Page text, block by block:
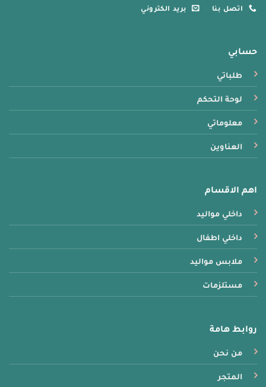
المنتج
اتصل بنا بريد الكتروني
حسابي
طلباتي
لوحة التحكم
معلوماتي
العناوين
اهم الاقسام
داخلي مواليد
داخلي اطفال
ملابس مواليد
مستلزمات
روابط هامة
من نحن
المتجر